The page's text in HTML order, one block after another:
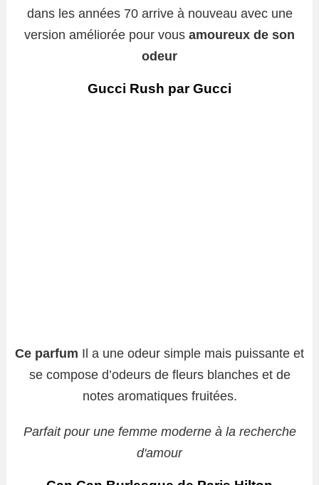
dans les années 70 arrive à nouveau avec une
version améliorée pour vous amoureux de son
odeur
Gucci Rush par Gucci
Ce parfum Il a une odeur simple mais puissante et
se compose d’odeurs de fleurs blanches et de
notes aromatiques fruitées.
Parfait pour une femme moderne à la recherche
d'amour